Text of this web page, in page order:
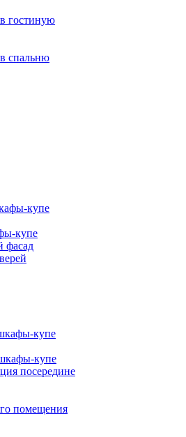
гостиную
спальню
купе
купе
фасад
купе
купе
посередине
помещения